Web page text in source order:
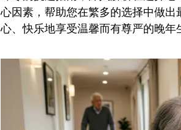
心因素，帮助您在繁多的选择中做
心、快乐地享受温馨而有尊严的晚年